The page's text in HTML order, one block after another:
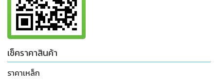
เช็คราคาสินค้า
ราคาเหล็ก